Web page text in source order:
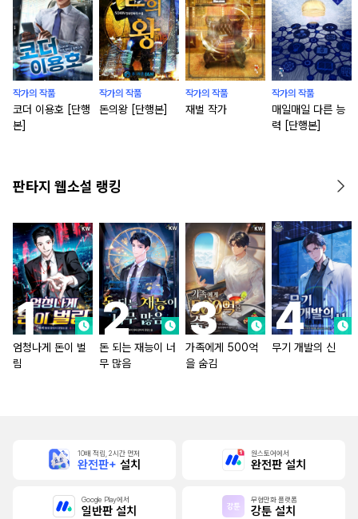
작가의 작품
코더 이용호 [단행
본]
작가의 작품
돈의왕 [단행본]
작가의 작품
재벌 작가
작가의 작품
매일매일 다른 능
력 [단행본]
판타지 웹소설 랭킹
엄청나게 돈이 벌
림
돈 되는 재능이 너
무 많음
가족에게 500억
을 숨김
무기 개발의 신
10배 적립, 2시간 먼저
완전판+ 설치
원스토어에서
완전판 설치
Google Play에서
일반판 설치
무협만화 플랫폼
강툰 설치